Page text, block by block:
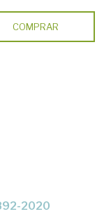
COMPRAR
2020